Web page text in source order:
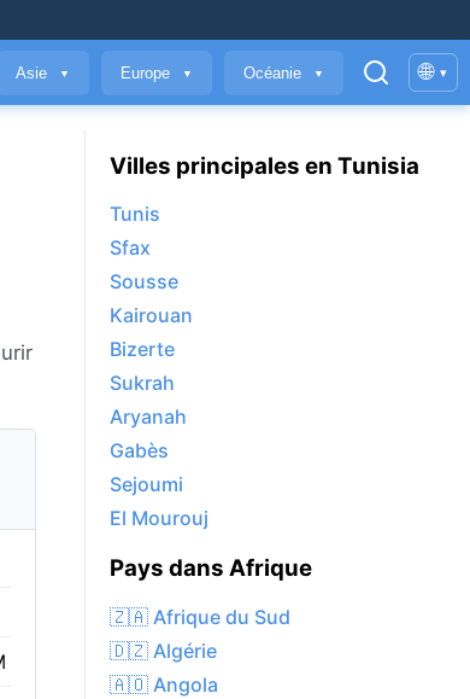
Asie ▼ Europe ▼ Océanie ▼ 🌐 ▾
Villes principales en Tunisia
Tunis
Sfax
Sousse
Kairouan
Bizerte
Sukrah
Aryanah
Gabès
Sejoumi
El Mourouj
Pays dans Afrique
🇿🇦 Afrique du Sud
🇩🇿 Algérie
🇦🇴 Angola